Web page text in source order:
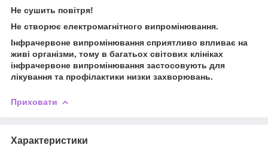
Не сушить повітря!
Не створює електромагнітного випромінювання.
Інфрачервоне випромінювання сприятливо впливає на
живі організми, тому в багатьох світових клініках
інфрачервоне випромінювання застосовують для
лікування та профілактики низки захворювань.
Приховати
Характеристики